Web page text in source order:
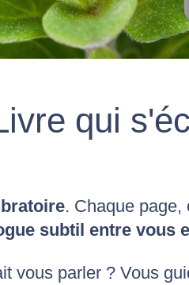
qui
. Chaque
subtil entre vous
vous parler ? Vous